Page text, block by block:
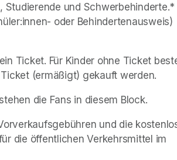
Studierende und Schwerbehinderte.*
oder Behindertenausweis)
(ermäßigt) gekauft werden.
die Fans in diesem Block.
und die
die öffentlichen Verkehrsmittel im